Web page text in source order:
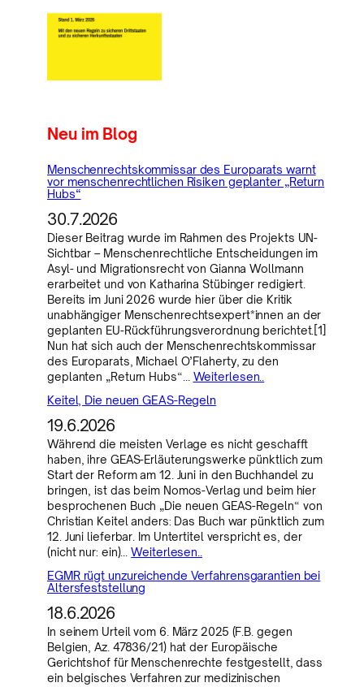
Neu im Blog
Menschenrechtskommissar des Europarats warnt
vor menschenrechtlichen Risiken geplanter „Return
Hubs“
30.7.2026
Dieser Beitrag wurde im Rahmen des Projekts UN-
Sichtbar – Menschenrechtliche Entscheidungen im
Asyl- und Migrationsrecht von Gianna Wollmann
erarbeitet und von Katharina Stübinger redigiert.
Bereits im Juni 2026 wurde hier über die Kritik
unabhängiger Menschenrechtsexpert*innen an der
geplanten EU-Rückführungsverordnung berichtet.[1]
Nun hat sich auch der Menschenrechtskommissar
des Europarats, Michael O’Flaherty, zu den
geplanten „Return Hubs“… Weiterlesen..
Keitel, Die neuen GEAS-Regeln
19.6.2026
Während die meisten Verlage es nicht geschafft
haben, ihre GEAS-Erläuterungswerke pünktlich zum
Start der Reform am 12. Juni in den Buchhandel zu
bringen, ist das beim Nomos-Verlag und beim hier
besprochenen Buch „Die neuen GEAS-Regeln“ von
Christian Keitel anders: Das Buch war pünktlich zum
12. Juni lieferbar. Im Untertitel verspricht es, der
(nicht nur: ein)…Weiterlesen..
EGMR rügt unzureichende Verfahrensgarantien bei
Altersfeststellung
18.6.2026
In seinem Urteil vom 6. März 2025 (F.B. gegen
Belgien, Az. 47836/21) hat der Europäische
Gerichtshof für Menschenrechte festgestellt, dass
ein belgisches Verfahren zur medizinischen